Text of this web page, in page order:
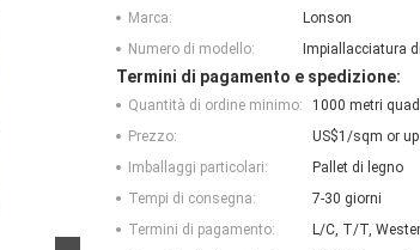
Marca:
Lonson
Numero di modello:
Impiallacciatura
Termini di pagamento e spedizione:
Quantità di ordine minimo:
1000 metri
Prezzo:
US$1/sqm or up
Imballaggi particolari:
Pallet di legno
Tempi di consegna:
7-30 giorni
Termini di pagamento:
L/C, T/T,